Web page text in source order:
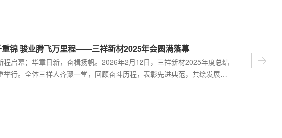
重锦 骏业腾飞万里程——三祥新材2025年会圆满落幕
程启幕；华章日新，奋楫扬帆。2026年2月12日，三祥新材2025年度总结
举行。全体三祥人齐聚一堂，回顾奋斗历程，表彰先进典范，共绘发展蓝